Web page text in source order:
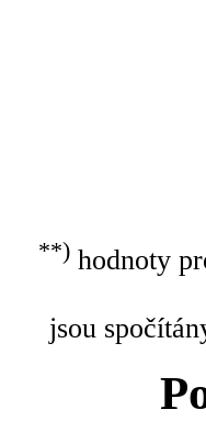
**)hodnoty
jsou